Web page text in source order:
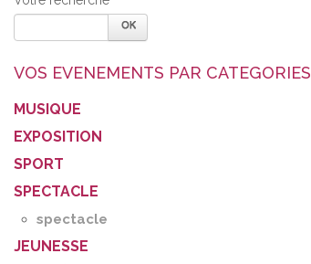
VOS EVENEMENTS PAR CATEGORIES
MUSIQUE
EXPOSITION
SPORT
SPECTACLE
spectacle
JEUNESSE